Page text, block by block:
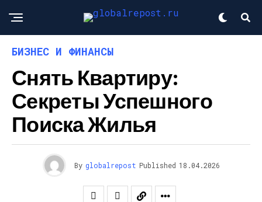
БИЗНЕС И ФИНАНСЫ
Снять Квартиру:
Секреты Успешного
Поиска Жилья
By globalrepost Published 18.04.2026